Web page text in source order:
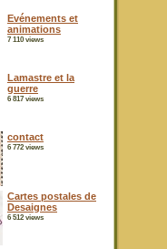
Evénements et
animations
7 110 views
Lamastre et la
guerre
6 817 views
contact
6 772 views
Cartes postales de
Desaignes
6 512 views